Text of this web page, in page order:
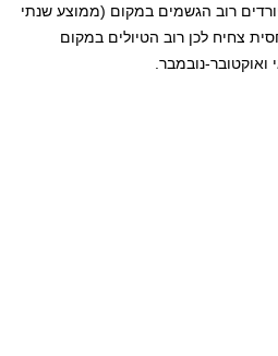
רוב הגשמים במקום (ממוצע שנתי
יחסית צחיח לכן רוב הטיולים במקום
נובמבר.